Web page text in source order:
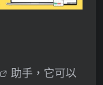
助手，它可以